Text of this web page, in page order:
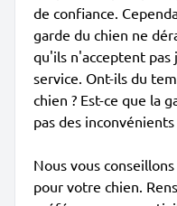
de confiance.
garde du chien ne
qu'ils n'acceptent pas
service. Ont-ils du
chien ? Est-ce que la
pas des inconvénients
Nous vous
pour votre chien.